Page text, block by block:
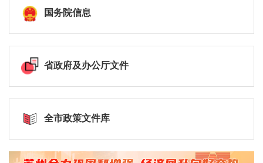
国务院信息
省政府及办公厅文件
全市政策文件库